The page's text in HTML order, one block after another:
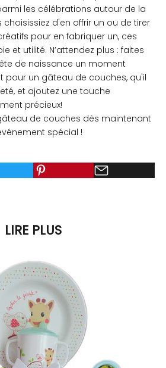
les célébrations autour de la
d'en offrir un ou de tirer
pour en fabriquer un, ces
et utilité. N’attendez plus : faites
de naissance un moment
pour un gâteau de couches, qu'il
et ajoutez une touche
précieux!
de couches dès maintenant
spécial !
LIRE PLUS